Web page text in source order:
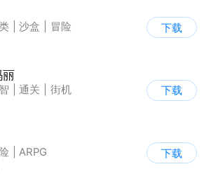
沙盒
冒险
界
下载
丽
通关
街机
戏
下载
ARPG
下载